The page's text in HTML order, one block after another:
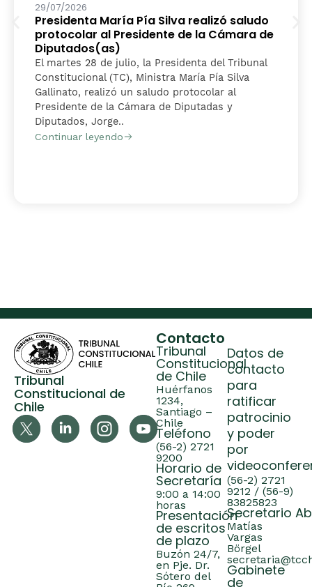
29/07/2026
Presidenta María Pía Silva realizó saludo
protocolar al Presidente de la Cámara de
Diputados(as)
El martes 28 de julio, la Presidenta del Tribunal
Constitucional (TC), Ministra María Pía Silva
Gallinato, realizó un saludo protocolar al
Presidente de la Cámara de Diputadas y
Diputados, Jorge..
Continuar leyendo
Tribunal
Constitucional de
Chile
Contacto
Tribunal
Constitucional
de Chile
Huérfanos
1234,
Santiago –
Chile
Teléfono
(56-2) 2721
9200
Horario de
Secretaría
9:00 a 14:00
horas
Presentación
de escritos
de plazo
Buzón 24/7,
en Pje. Dr.
Sótero del
Datos de
contacto
para
ratificar
patrocinio
y poder
por
(56-2) 2721
9212 / (56-9)
83825823
Secretario
Matías
Vargas
Börgel
Gabinete